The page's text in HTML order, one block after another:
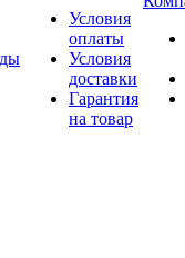
Условия
оплаты
Условия
доставки
Гарантия
на товар